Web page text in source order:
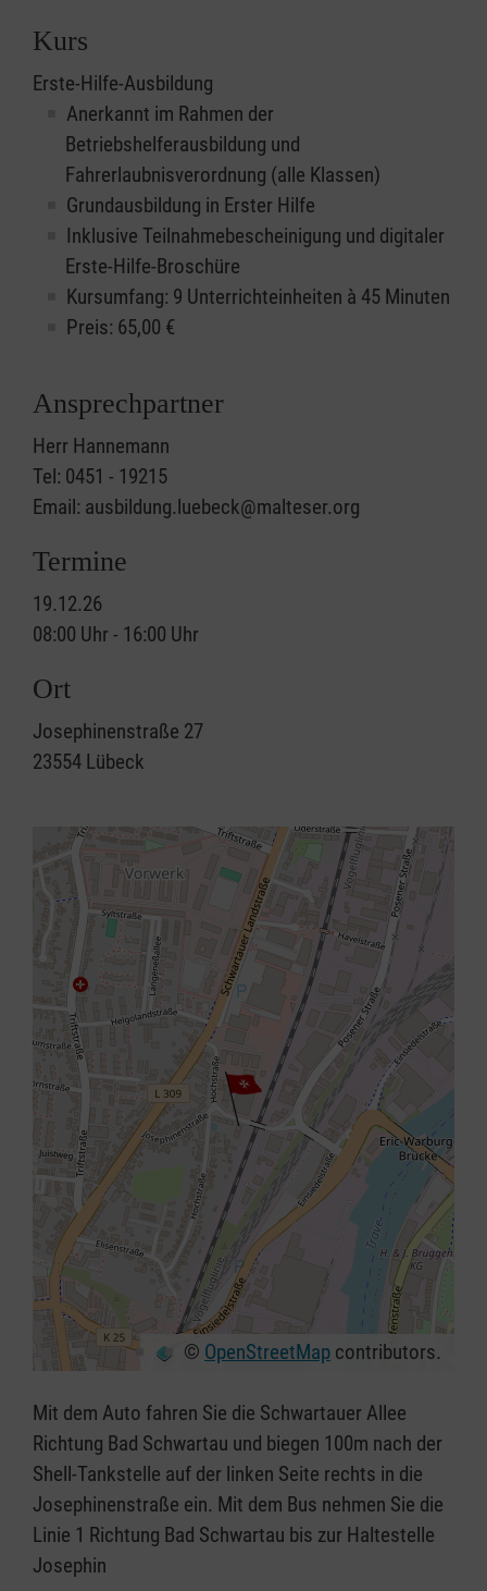
Kurs
Erste-Hilfe-Ausbildung
Anerkannt im Rahmen der
Betriebshelferausbildung und
Fahrerlaubnisverordnung (alle Klassen)
Grundausbildung in Erster Hilfe
Inklusive Teilnahmebescheinigung und digitaler
Erste-Hilfe-Broschüre
Kursumfang: 9 Unterrichteinheiten à 45 Minuten
Preis: 65,00 €
Ansprechpartner
Herr Hannemann
Tel: 0451 - 19215
Email: ausbildung.luebeck@malteser.org
Termine
19.12.26
08:00 Uhr - 16:00 Uhr
Ort
Josephinenstraße 27
23554 Lübeck
⇧
© OpenStreetMap contributors.
Mit dem Auto fahren Sie die Schwartauer Allee
Richtung Bad Schwartau und biegen 100m nach der
Shell-Tankstelle auf der linken Seite rechts in die
Josephinenstraße ein. Mit dem Bus nehmen Sie die
Linie 1 Richtung Bad Schwartau bis zur Haltestelle
Josephin